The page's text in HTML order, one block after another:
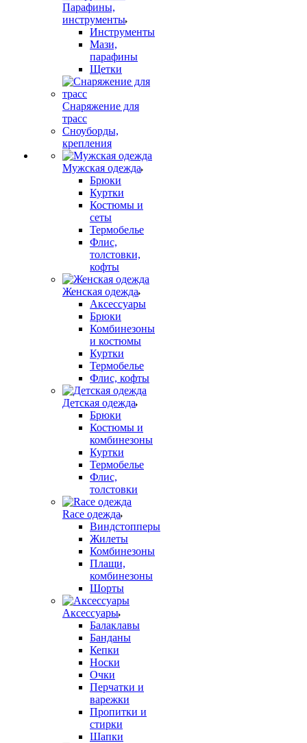
Парафины,
инструменты
Инструменты
Мази,
парафины
Щетки
Снаряжение для
трасс
Сноуборды,
крепления
Мужская одежда
Брюки
Куртки
Костюмы и
сеты
Термобелье
Флис,
толстовки,
кофты
Женская одежда
Аксессуары
Брюки
Комбинезоны
и костюмы
Куртки
Термобелье
Флис, кофты
Детская одежда
Брюки
Костюмы и
комбинезоны
Куртки
Термобелье
Флис,
толстовки
Race одежда
Виндстопперы
Жилеты
Комбинезоны
Плащи,
комбинезоны
Шорты
Аксессуары
Балаклавы
Банданы
Кепки
Носки
Очки
Перчатки и
варежки
Пропитки и
стирки
Шапки